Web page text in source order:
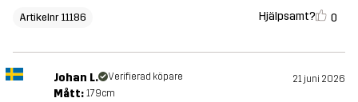
Artikelnr 11186 Hjälpsamt? 0
Johan L. Verifierad köpare 21 juni 2026
Mått: 179cm